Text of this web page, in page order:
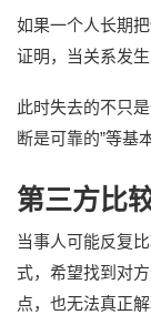
如果一个人长期
证明，当关系发
此时失去的不只
断是可靠的”等基
第三方比
当事人可能反复
式，希望找到对
点，也无法真正解